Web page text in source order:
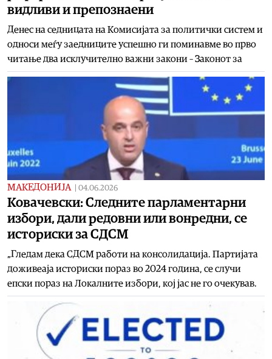
видливи и препознаени
Денес на седницата на Комисијата за политички систем и
односи меѓу заедниците успешно ги поминавме во прво
читање два исклучително важни закони – Законот за
МАКЕДОНИЈА 04.06.2026
Ковачевски: Следните парламентарни
избори, дали редовни или вонредни, се
историски за СДСМ
„Гледам дека СДСМ работи на консолидација. Партијата
доживеаја историски пораз во 2024 година, се случи
епски пораз на Локалните избори, кој јас не го очекував.